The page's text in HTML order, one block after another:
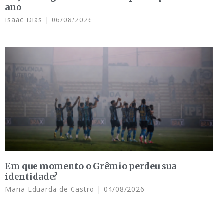
ano
Isaac Dias 06/08/2026
Em que momento o Grêmio perdeu sua
identidade?
Maria Eduarda de Castro 04/08/2026